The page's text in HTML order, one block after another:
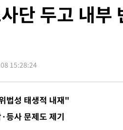
, 4053명 발생 1850명 사망
원 대표 구속 송치
중앙·서울·경기도 선관위 등 9곳
원
아제르바이잔 투란VC 입단
다보니…한국 축구 '5승 2무'
내린 798.81마감
단 두고 내
15:28:24
법성 태생적 내재"
등사 문제도 제기